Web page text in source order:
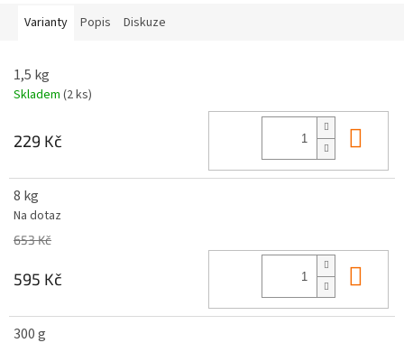
Varianty Popis Diskuze
1,5 kg
Skladem (2 ks)
229 Kč
8 kg
Na dotaz
653 Kč
595 Kč
300 g